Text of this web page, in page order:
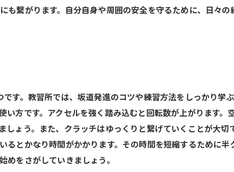
繋がります。自分自身や周囲の安全を守るために、日々
す。教習所では、坂道発進のコツや練習方法をしっかり学
方です。アクセルを強く踏み込むと回転数が上がります。
ょう。また、クラッチはゆっくりと繋げていくことが大切
るとかなり時間がかかります。その時間を短縮するために半
めをさがしていきましょう。